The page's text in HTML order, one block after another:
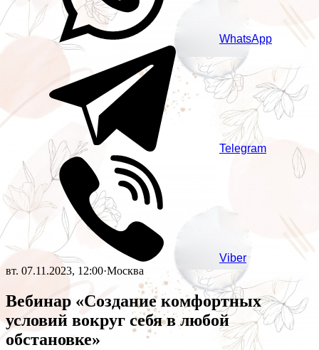
WhatsApp
Telegram
Viber
вт. 07.11.2023, 12:00·Москва
Вебинар «Создание комфортных
условий вокруг себя в любой
обстановке»